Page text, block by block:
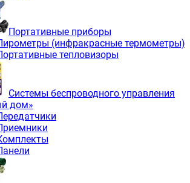
Портативные приборы
(инфракрасные термометры)
тепловизоры
Системы беспроводного управления
дом»